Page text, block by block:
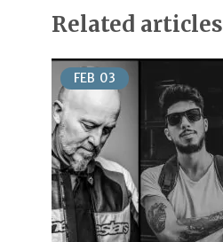
Related articles
FEB 03